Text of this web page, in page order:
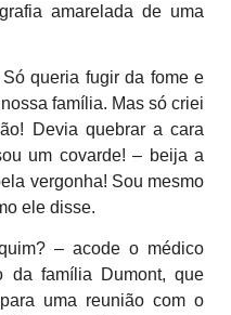
amarelada de uma
queria fugir da fome e
família. Mas só criei
Devia quebrar a cara
um covarde! – beija a
vergonha! Sou mesmo
ele disse.
– acode o médico
da família Dumont, que
uma reunião com o